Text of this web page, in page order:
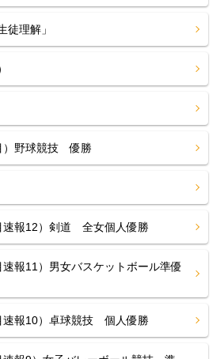
徒理解」
）野球競技 優勝
速報12）剣道 全女個人優勝
報11）男女バスケットボール準優
速報10）卓球競技 個人優勝